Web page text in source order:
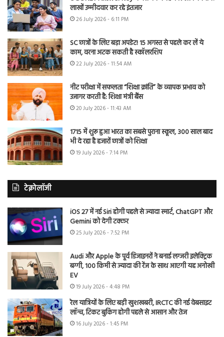
लाखों उम्मीदवार कर रहे इंतजार
26 July 2026 - 6:11 PM
SC छात्रों के लिए बड़ा अपडेट! 15 अगस्त से पहले कर लें ये
काम, वरना अटक सकती है स्कॉलरशिप
22 July 2026 - 11:54 AM
नीट परीक्षा में सफलता “शिक्षा क्रांति” के व्यापक प्रभाव को
उजागर करती है: शिक्षा मंत्री बैंस
20 July 2026 - 11:43 AM
1715 में शुरू हुआ भारत का सबसे पुराना स्कूल, 300 साल बाद
भी दे रहा है हजारों छात्रों को शिक्षा
19 July 2026 - 7:14 PM
टेक्नोलॉजी
iOS 27 में नई Siri होगी पहले से ज्यादा स्मार्ट, ChatGPT और
Gemini को देगी टक्कर
25 July 2026 - 7:52 PM
Audi और Apple के पूर्व डिजाइनरों ने बनाई लग्जरी इलेक्ट्रिक
बग्गी, 100 किमी से ज्यादा की रेंज के साथ आएगी यह अनोखी
EV
19 July 2026 - 4:48 PM
रेल यात्रियों के लिए बड़ी खुशखबरी, IRCTC की नई वेबसाइट
लॉन्च, टिकट बुकिंग होगी पहले से आसान और तेज
16 July 2026 - 1:45 PM